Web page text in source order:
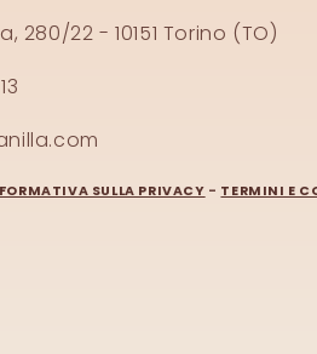
280/22 - 10151 Torino (TO)
SULLA PRIVACY - TERMINI E